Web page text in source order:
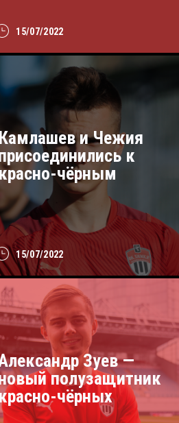
15/07/2022
15/07/2022
и Чежия
к
красно-чёрным
Зуев —
полузащитник
чёрных